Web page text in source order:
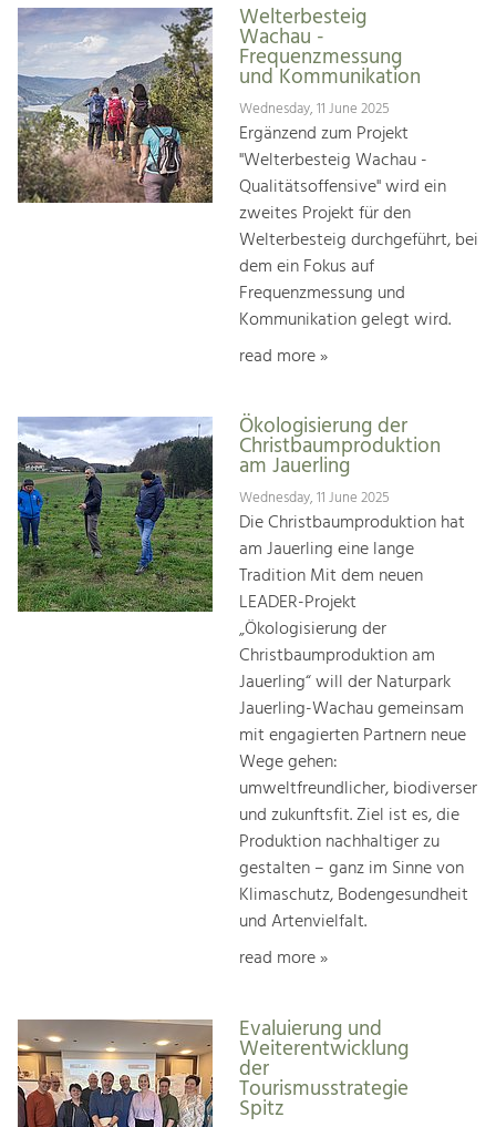
Welterbesteig
Wachau -
Frequenzmessung
und Kommunikation
Wednesday, 11 June 2025
Ergänzend zum Projekt
"Welterbesteig Wachau -
Qualitätsoffensive" wird ein
zweites Projekt für den
Welterbesteig durchgeführt, bei
dem ein Fokus auf
Frequenzmessung und
Kommunikation gelegt wird.
read more »
Ökologisierung der
Christbaumproduktion
am Jauerling
Wednesday, 11 June 2025
Die Christbaumproduktion hat
am Jauerling eine lange
Tradition Mit dem neuen
LEADER-Projekt
„Ökologisierung der
Christbaumproduktion am
Jauerling“ will der Naturpark
Jauerling-Wachau gemeinsam
mit engagierten Partnern neue
Wege gehen:
umweltfreundlicher, biodiverser
und zukunftsfit. Ziel ist es, die
Produktion nachhaltiger zu
gestalten – ganz im Sinne von
Klimaschutz, Bodengesundheit
und Artenvielfalt.
read more »
Evaluierung und
Weiterentwicklung
der
Tourismusstrategie
Spitz